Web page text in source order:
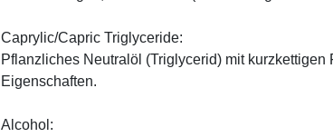
Caprylic/Capric Triglyceride:
Pflanzliches Neutralöl (Triglycerid) mit kurzkettigen
Eigenschaften.
Alcohol: